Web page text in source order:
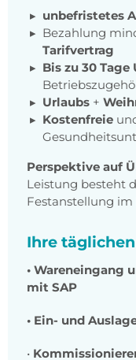
unbefristetes
Bezahlung
Tarifvertrag
Bis zu 30 Tage
Urlaubs +
Kostenfreie
Perspektive auf
Leistung besteht
Festanstellung
Ihre
• Wareneingang
mit SAP
• Ein- und
•